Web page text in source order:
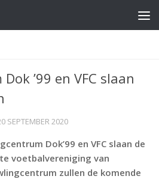
’99 en VFC slaan
SEPTEMBER 2020
Dok’99 en VFC slaan de
voetbalvereniging van
zullen de komende